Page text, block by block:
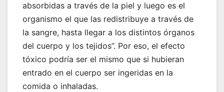
absorbidas a través de la piel y luego es el
organismo el que las redistribuye a través de
la sangre, hasta llegar a los distintos órganos
del cuerpo y los tejidos”. Por eso, el efecto
tóxico podría ser el mismo que si hubieran
entrado en el cuerpo ser ingeridas en la
comida o inhaladas.